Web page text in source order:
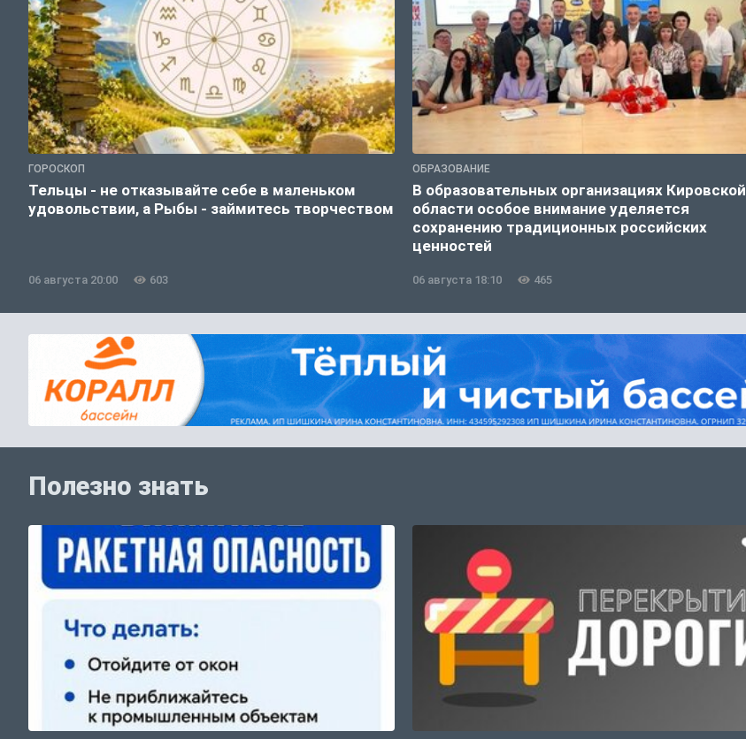
ГОРОСКОП
Тельцы - не отказывайте себе в маленьком
удовольствии, а Рыбы - займитесь творчеством
06 августа 20:00 603
ОБРАЗОВАНИЕ
В образовательных организациях Кировской
области особое внимание уделяется
сохранению традиционных российских
ценностей
06 августа 18:10 465
Полезно знать